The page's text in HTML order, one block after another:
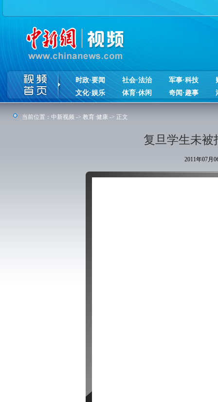
时政·要闻 社会·法治 军事·科技
文化·娱乐
体育·休闲 奇闻·趣事
当前位置： 中新视频 -> 教育·健康 -> 正文
复旦学生未被
2011年07月